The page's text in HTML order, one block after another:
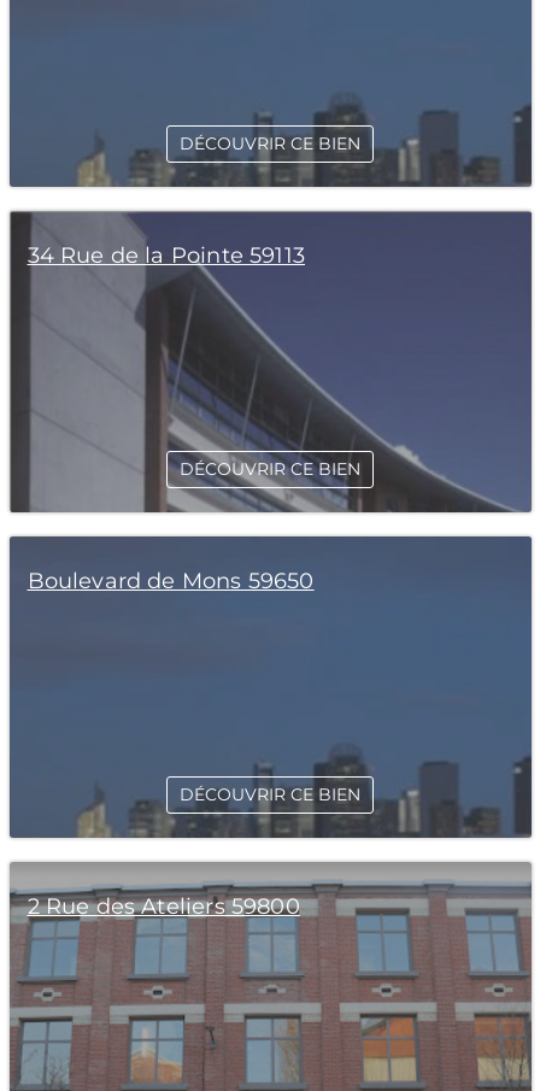
DÉCOUVRIR CE BIEN
34 Rue de la Pointe 59113
DÉCOUVRIR CE BIEN
Boulevard de Mons 59650
DÉCOUVRIR CE BIEN
2 Rue des Ateliers 59800